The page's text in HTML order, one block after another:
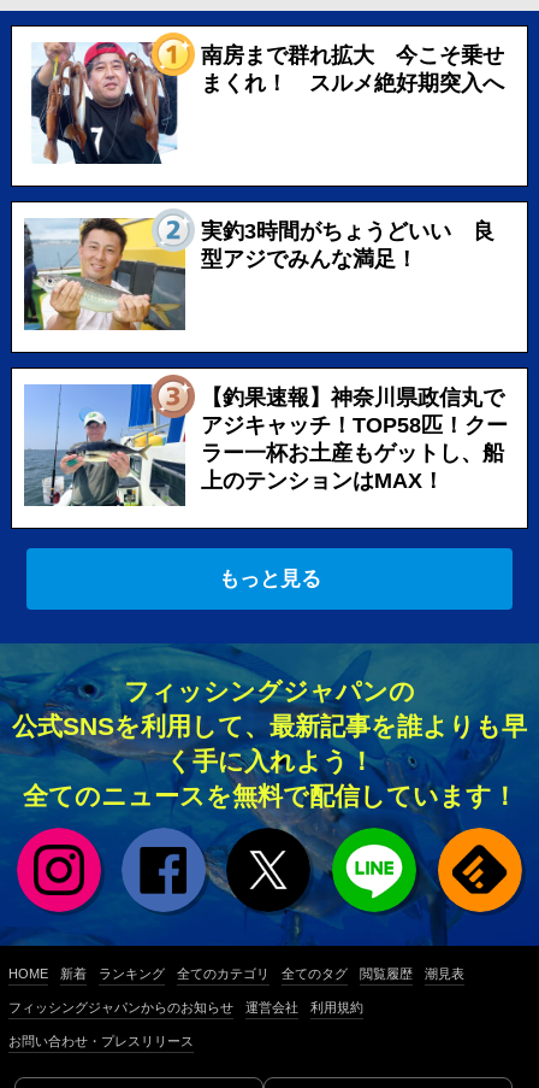
南房まで群れ拡大 今こそ乗せ
まくれ！ スルメ絶好期突入へ
実釣3時間がちょうどいい 良
型アジでみんな満足！
【釣果速報】神奈川県政信丸で
アジキャッチ！TOP58匹！クー
ラー一杯お土産もゲットし、船
上のテンションはMAX！
もっと見る
フィッシングジャパンの
公式SNSを利用して、最新記事を誰よりも早
く手に入れよう！
全てのニュースを無料で配信しています！
HOME 新着 ランキング 全てのカテゴリ 全てのタグ 閲覧履歴 潮見表
フィッシングジャパンからのお知らせ 運営会社 利用規約
お問い合わせ・プレスリリース